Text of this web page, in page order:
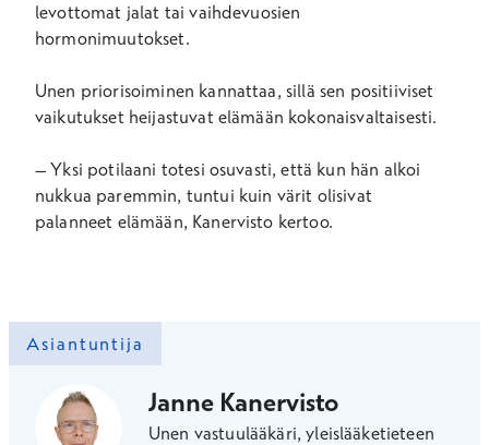
levottomat jalat tai vaihdevuosien
hormonimuutokset.
Unen priorisoiminen kannattaa, sillä sen positiiviset
vaikutukset heijastuvat elämään kokonaisvaltaisesti.
– Yksi potilaani totesi osuvasti, että kun hän alkoi
nukkua paremmin, tuntui kuin värit olisivat
palanneet elämään, Kanervisto kertoo.
Asiantuntija
Janne Kanervisto
Unen vastuulääkäri, yleislääketieteen